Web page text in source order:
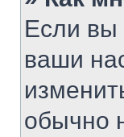
Если вы
ваши
обычно